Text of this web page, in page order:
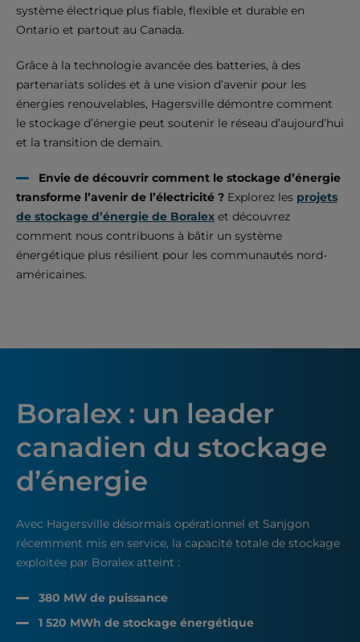
système électrique plus fiable, flexible et durable en
Ontario et partout au Canada.
Grâce à la technologie avancée des batteries, à des
partenariats solides et à une vision d’avenir pour les
énergies renouvelables, Hagersville démontre comment
le stockage d’énergie peut soutenir le réseau d’aujourd’hui
et la transition de demain.
Envie de découvrir comment le stockage d’énergie
transforme l’avenir de l’électricité ? Explorez les projets
de stockage d’énergie de Boralex et découvrez
comment nous contribuons à bâtir un système
énergétique plus résilient pour les communautés nord-
américaines.
Boralex : un leader
canadien du stockage
d’énergie
Avec Hagersville désormais opérationnel et Sanjgon
récemment mis en service, la capacité totale de stockage
exploitée par Boralex atteint :
380 MW de puissance
1 520 MWh de stockage énergétique